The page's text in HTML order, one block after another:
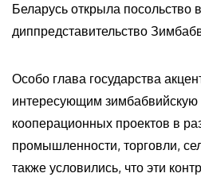
Беларусь открыла
диппредставительство
Особо глава государства
интересующим зимбабвийскую
кооперационных проектов в
промышленности, торговли,
также условились, что эти